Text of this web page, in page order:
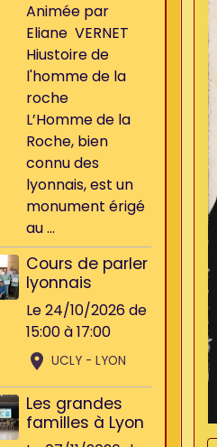
Animée par
Eliane VERNET
Hiustoire de
l'homme de la
roche
L’Homme de la
Roche, bien
connu des
lyonnais, est un
monument érigé
au ...
Cours de parler
lyonnais
Le 24/10/2026de
15:00à 17:00
UCLY - LYON
Les grandes
familles à Lyon